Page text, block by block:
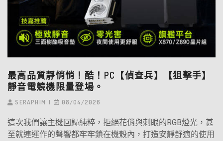
最高品質靜悄悄！酷！PC【偵查兵】【狙擊手】
靜音電競機限量登場。
SERAPHIM 08/04/2026
這次我們讓主機回歸純粹，拒絕花俏與刺眼的RGB燈光，甚
至就連運作的聲響都牢牢鎖在機殼內，打造安靜舒適的使用